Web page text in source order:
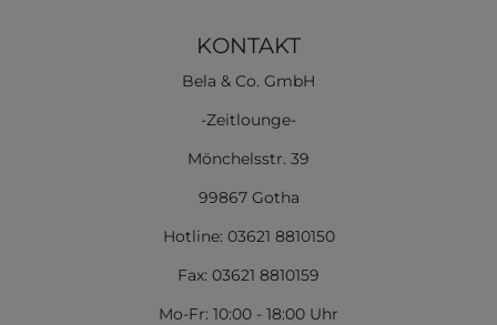
KONTAKT
Bela & Co. GmbH
-Zeitlounge-
Mönchelsstr. 39
99867 Gotha
Hotline: 03621 8810150
Fax: 03621 8810159
Mo-Fr: 10:00 - 18:00 Uhr